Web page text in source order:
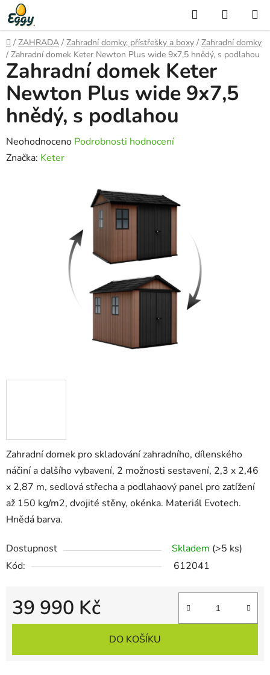
Přejít
na
obsah
Hledat
KOŠÍK
Domů
/ ZAHRADA / Zahradní domky, přístřešky a boxy / Zahradní domky
/ Zahradní domek Keter Newton Plus wide 9x7,5 hnědý, s podlahou
Zahradní domek pro skladování zahradního, dílenského
náčiní a dalšího vybavení, 2 možnosti sestavení, 2,3 x 2,46
x 2,87 m, sedlová střecha a podlahaový panel pro zatížení
až 150 kg/m2, dvojité stěny, okénka. Materiál Evotech.
Hnědá barva.
Dostupnost Skladem (>5 ks)
Kód:
612041
39 990 Kč
Měrná cena:
DO KOŠÍKU
Zahradní domek Keter
Newton Plus wide 9x7,5
hnědý, s podlahou
Průměrné
hodnocení
Neohodnoceno Podrobnosti hodnocení
Značka: Keter